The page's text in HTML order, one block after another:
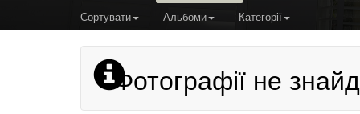
Сортувати Альбоми Категорії
Фотографії не